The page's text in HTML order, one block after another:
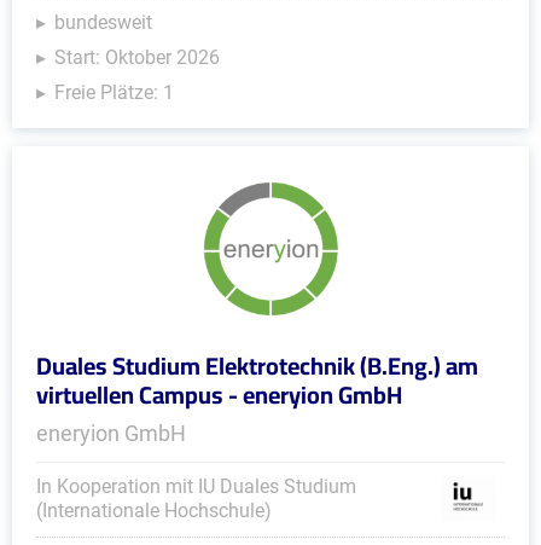
bundesweit
Start: Oktober 2026
Freie Plätze: 1
Duales Studium Elektrotechnik (B.Eng.) am
virtuellen Campus - eneryion GmbH
eneryion GmbH
In Kooperation mit IU Duales Studium
(Internationale Hochschule)